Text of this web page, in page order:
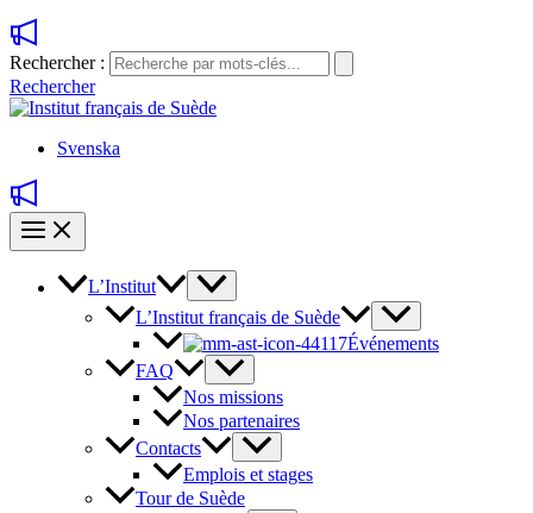
Rechercher :
Rechercher
Svenska
L’Institut
L’Institut français de Suède
Événements
FAQ
Nos missions
Nos partenaires
Contacts
Emplois et stages
Tour de Suède